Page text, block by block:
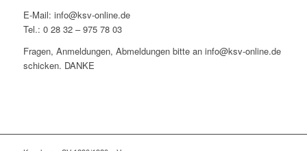
E-Mail: info@ksv-online.de
Tel.: 0 28 32 – 975 78 03
Fragen, Anmeldungen, Abmeldungen bitte an info@ksv-online.de
schicken. DANKE